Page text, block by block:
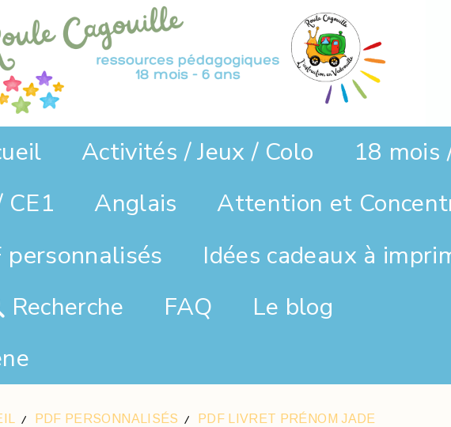
Activités / Jeux / Colo
18 mois
CE1 Anglais
Attention et
personnalisés
Idées cadeaux à
Recherche FAQ
Le blog
PDF PERSONNALISÉS PDF LIVRET PRÉNOM JADE